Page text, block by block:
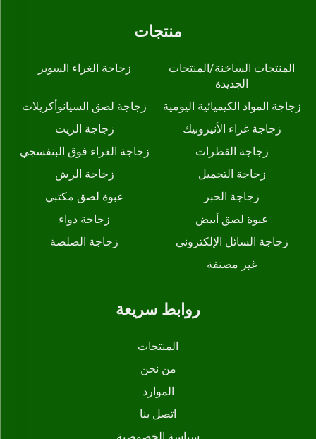
منتجات
المنتجات الساخنة/المنتجات
الجديدة
زجاجة الغراء السوبر
زجاجة المواد الكيميائية اليومية
زجاجة لصق السيانوأكريلات
زجاجة غراء الأنيروبيك
زجاجة الزيت
زجاجة القطرات
زجاجة الغراء فوق البنفسجي
زجاجة التجميل
زجاجة الرش
زجاجة الحبر
عبوة لصق مكتبي
عبوة لصق أبيض
زجاجة دواء
زجاجة السائل الإلكتروني
زجاجة الصلصة
غير مصنفة
روابط سريعة
المنتجات
من نحن
الموارد
اتصل بنا